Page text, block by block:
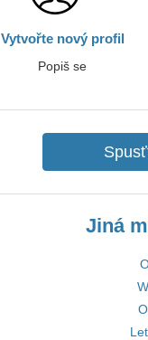
Vytvořte nový profil
Popiš se
Jiná